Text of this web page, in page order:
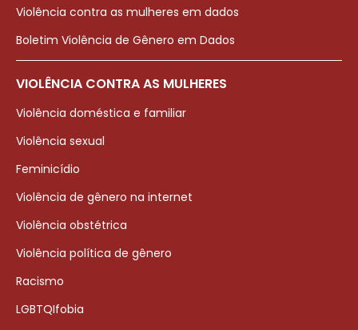
Violência contra as mulheres em dados
Boletim Violência de Gênero em Dados
VIOLÊNCIA CONTRA AS MULHERES
Violência doméstica e familiar
Violência sexual
Feminicídio
Violência de gênero na internet
Violência obstétrica
Violência política de gênero
Racismo
LGBTQIfobia